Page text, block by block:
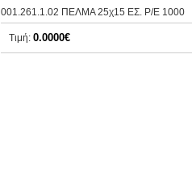
001.261.1.02 ΠΕΛΜΑ 25χ15 ΕΣ. Ρ/Ε 1000
Τιμή: 0.0000€